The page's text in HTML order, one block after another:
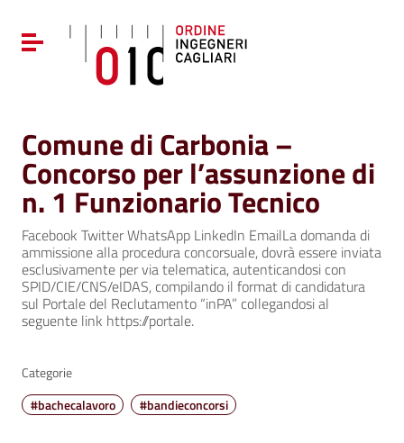
Vai al menu di navigazione
Vai al footer
Attiva / disattiva la navigazione
Comune di Carbonia –
Concorso per l’assunzione di
n. 1 Funzionario Tecnico
Facebook Twitter WhatsApp LinkedIn EmailLa domanda di
ammissione alla procedura concorsuale, dovrà essere inviata
esclusivamente per via telematica, autenticandosi con
SPID/CIE/CNS/eIDAS, compilando il format di candidatura
sul Portale del Reclutamento “inPA” collegandosi al
seguente link https://portale.
Categorie
#bachecalavoro
#bandieconcorsi